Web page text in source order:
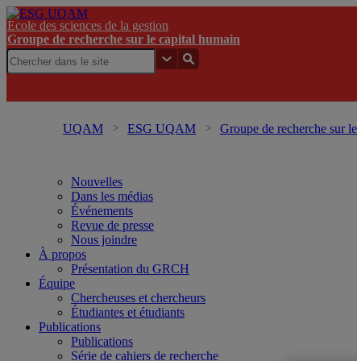
École des sciences de la gestion
Groupe de recherche sur le capital humain
UQAM ESG UQAM Groupe de recherche sur
Nouvelles
Dans les médias
Événements
Revue de presse
Nous joindre
À propos
Présentation du GRCH
Équipe
Chercheuses et chercheurs
Étudiantes et étudiants
Publications
Publications
Série de cahiers de recherche